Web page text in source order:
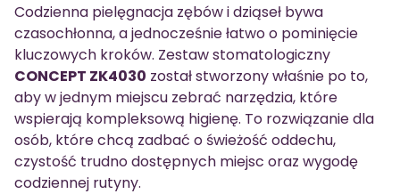
Codzienna pielęgnacja zębów i dziąseł bywa
czasochłonna, a jednocześnie łatwo o pominięcie
kluczowych kroków. Zestaw stomatologiczny
CONCEPT ZK4030 został stworzony właśnie po to,
aby w jednym miejscu zebrać narzędzia, które
wspierają kompleksową higienę. To rozwiązanie dla
osób, które chcą zadbać o świeżość oddechu,
czystość trudno dostępnych miejsc oraz wygodę
codziennej rutyny.